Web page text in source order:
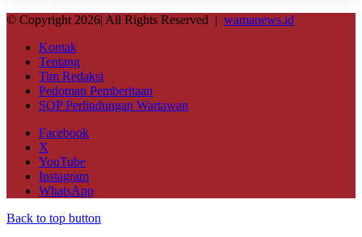
© Copyright 2026| All Rights Reserved | wamanews.id
Kontak
Tentang
Tim Redaksi
Pedoman Pemberitaan
SOP Perlindungan Wartawan
Facebook
X
YouTube
Instagram
WhatsApp
Back to top button